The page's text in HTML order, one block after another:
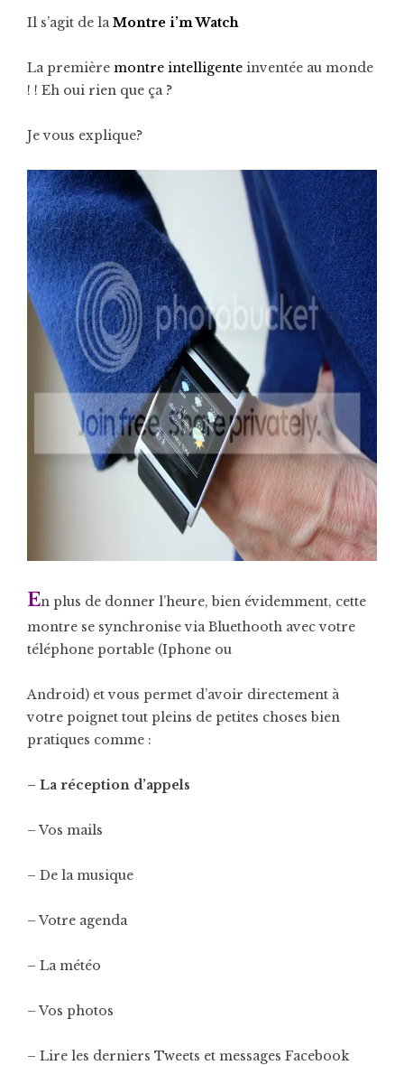
Il s’agit de laMontre i’m Watch
La première montre intelligente inventée au monde
! ! Eh oui rien que ça ?
Je vous explique?
En plus de donner l’heure, bien évidemment, cette
montre se synchronise via Bluethooth avec votre
téléphone portable (Iphone ou
Android) et vous permet d’avoir directement à
votre poignet tout pleins de petites choses bien
pratiques comme :
– La réception d’appels
– Vos mails
– De la musique
– Votre agenda
– La météo
– Vos photos
– Lire les derniers Tweets et messages Facebook